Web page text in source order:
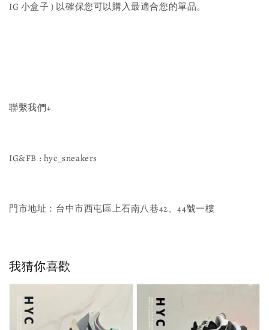
IG 小盒子 ) 以確保您可以購入最適合您的單品。
聯繫我們↓
IG&FB : hyc_sneakers
門市地址：台中市西屯區上石南八巷42、44號一樓
我猜你喜歡